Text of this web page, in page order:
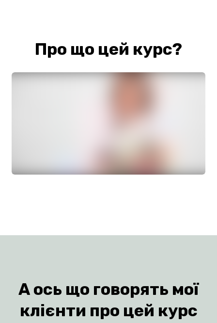
Про що цей курс?
А ось що говорять мої
клієнти про цей курс